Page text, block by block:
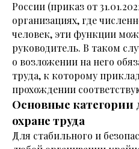
России (приказ от
организациях, где
человек, эти функции
руководитель. В таком
о возложении на него
труда, к которому
прохождении
Основные категории
охране труда
Для стабильного и